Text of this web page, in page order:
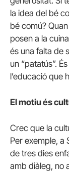
la idea del bé
bé comú?
posen a la
és una falta de
un “patatús”.
l’educació que
El motiu és
Crec que la
Per exemple, a
de tres dies
amb diàleg, no